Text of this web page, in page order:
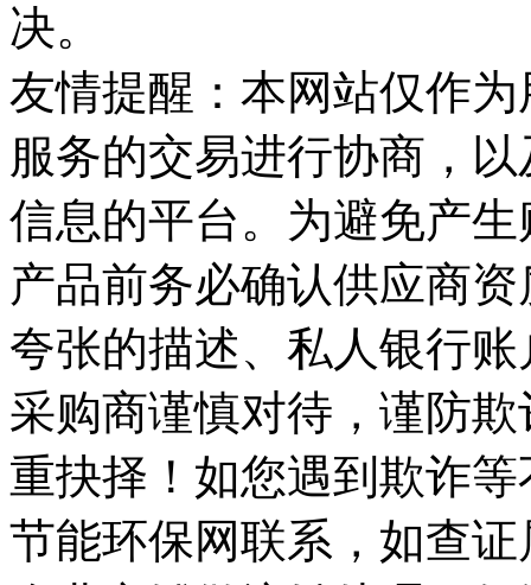
决。
友情提醒：本网站仅作
服务的交易进行协商，
信息的平台。为避免产
产品前务必确认供应商
夸张的描述、私人银行
采购商谨慎对待，谨防
重抉择！如您遇到欺诈
节能环保网联系，如查